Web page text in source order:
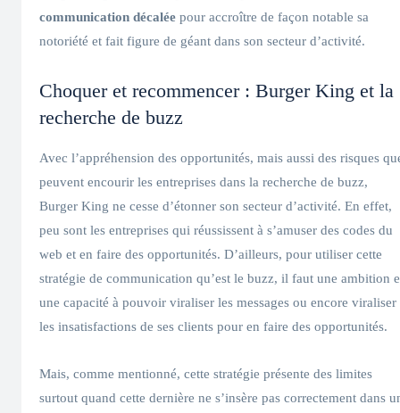
communication décalée pour accroître de façon notable sa
notoriété et fait figure de géant dans son secteur d’activité.
Choquer et recommencer : Burger King et la
recherche de buzz
Avec l’appréhension des opportunités, mais aussi des risques
peuvent encourir les entreprises dans la recherche de buzz,
Burger King ne cesse d’étonner son secteur d’activité. En effet,
peu sont les entreprises qui réussissent à s’amuser des codes du
web et en faire des opportunités. D’ailleurs, pour utiliser cette
stratégie de communication qu’est le buzz, il faut une ambition
une capacité à pouvoir viraliser les messages ou encore viraliser
les insatisfactions de ses clients pour en faire des opportunités.
Mais, comme mentionné, cette stratégie présente des limites
surtout quand cette dernière ne s’insère pas correctement dans